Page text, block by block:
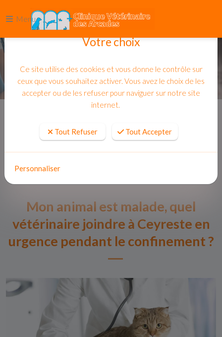
Menu
Mon animal est malade, quel
vétérinaire joindre à Ceyreste en
urgence pendant le confinement ?
Votre choix
Ce site utilise des cookies et vous donne le contrôle sur
ceux que vous souhaitez activer. Vous avez le choix de les
accepter ou de les refuser pour naviguer sur notre site
internet.
Tout Refuser Tout Accepter
Personnaliser